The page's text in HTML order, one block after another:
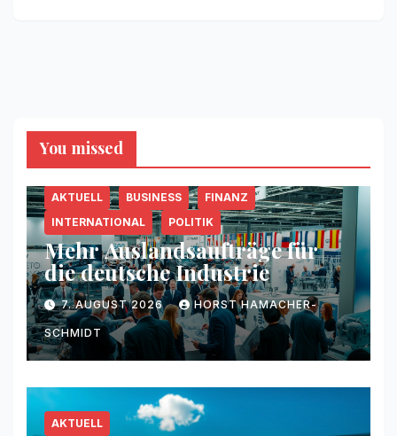
You missed
AKTUELL BUSINESS
FINANZ
INTERNATIONAL
POLITIK
Mehr Auslandsaufträge für
die deutsche Industrie
7. AUGUST 2026 HORST HAMACHER-
SCHMIDT
AKTUELL